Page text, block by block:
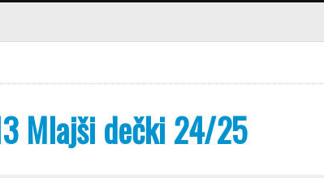
Mlajši dečki 24/25